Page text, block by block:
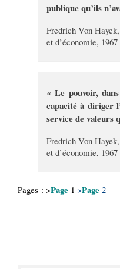
publique qu’ils
Fredrich Von
et d’économie, 1967
« Le pouvoir,
capacité à diriger
service de valeurs
Fredrich Von
et d’économie, 1967
Pages : >Page 1 >Page 2